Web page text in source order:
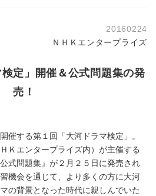
20160224
ＮＨＫエンタープライズ
定」開催＆公式問題集の発
売！
催する第１回「大河ドラマ検定」。
Ｋエンタープライズ内）が主催する
式問題集』が２月２５日に発売され
機会を通じて、より多くの方に大河
の背景となった時代に親しんでいた